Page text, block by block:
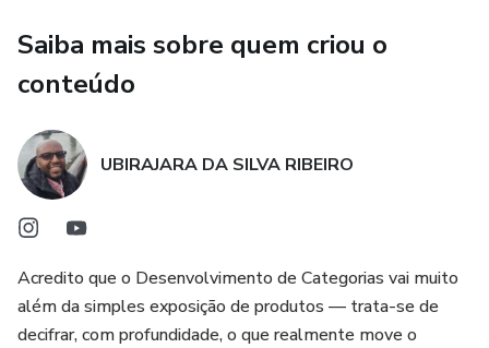
para o shopper
Identificar oportunidades reais comparando desempenho
vs mercado
Construir um sortimento assertivo por cluster e região
Evitar excesso de SKUs que não giram — e falta dos que
Validar decisões com áreas comerciais e logísticas
Saiba mais sobre quem criou o
conteúdo
UBIRAJARA DA SILVA RIBEIRO
Acredito que o Desenvolvimento de Categorias vai muito
além da simples exposição de produtos — trata-se de
decifrar, com profundidade, o que realmente move o